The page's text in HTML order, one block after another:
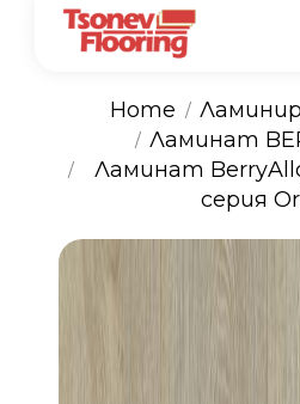
You are
Home
Ламинат
Ламинат
серия